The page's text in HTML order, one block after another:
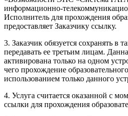
информационно-
Исполнитель для прохождения
предоставляет Заказчику ссылку.
3. Заказчик обязуется сохранять в
передавать ее третьим лицам.
активирована только на одном
чего прохождение
использованием только данного
4. Услуга считается оказанной с
ссылки для прохождения